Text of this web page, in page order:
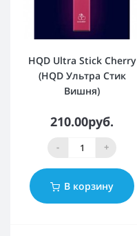
HQD Ultra Stick Cherry
(HQD Ультра Стик
Вишня)
210.00руб.
- +
В корзину